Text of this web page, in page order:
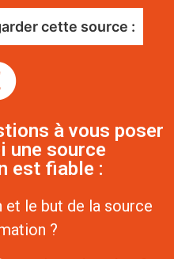
cette source :
à vous poser
une source
est fiable :
et le but de la source
?